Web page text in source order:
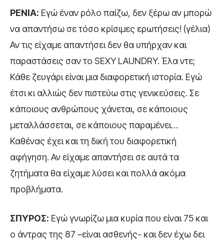
ΡΕΝΙΑ: Εγώ έναν ρόλο παίζω, δεν ξέρω αν μπορώ
να απαντήσω σε τόσο κρίσιμες ερωτήσεις! (γέλια)
Αν τις είχαμε απαντήσει δεν θα υπήρχαν και
παραστάσεις σαν το SEXY LAUNDRY. Έλα ντε;
Κάθε ζευγάρι είναι μια διαφορετική ιστορία. Εγώ
έτσι κι αλλιώς δεν πιστεύω στις γενικεύσεις. Σε
κάποιους ανθρώπους χάνεται, σε κάποιους
μεταλλάσσεται, σε κάποιους παραμένει…
Καθένας έχει και τη δική του διαφορετική
αφήγηση. Αν είχαμε απαντήσει σε αυτά τα
ζητήματα θα είχαμε λύσει και πολλά ακόμα
προβλήματα.
ΣΠΥΡΟΣ: Εγώ γνωρίζω μια κυρία που είναι 75 και
ο άντρας της 87 –είναι ασθενής- και δεν έχω δει